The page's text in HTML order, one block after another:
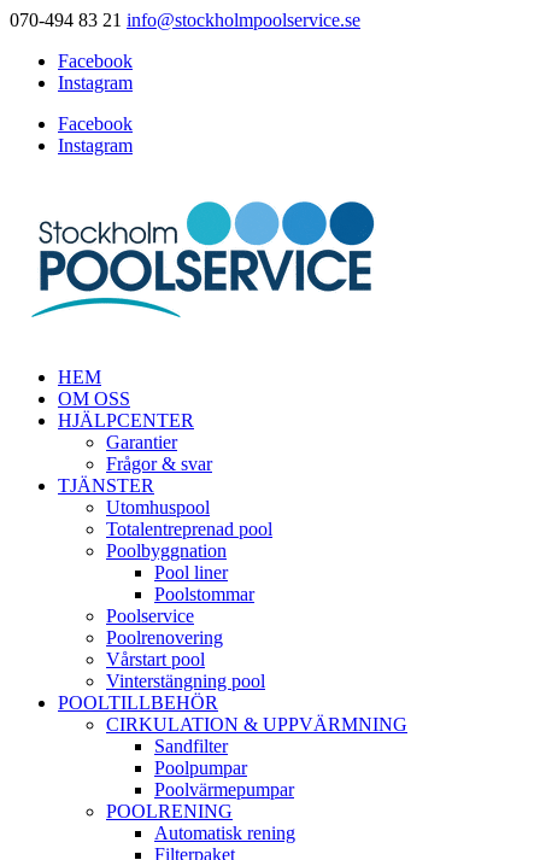
070-494 83 21 info@stockholmpoolservice.se
Facebook
Instagram
Facebook
Instagram
HEM
OM OSS
HJÄLPCENTER
Garantier
Frågor & svar
TJÄNSTER
Utomhuspool
Totalentreprenad pool
Poolbyggnation
Pool liner
Poolstommar
Poolservice
Poolrenovering
Vårstart pool
Vinterstängning pool
POOLTILLBEHÖR
CIRKULATION & UPPVÄRMNING
Sandfilter
Poolpumpar
Poolvärmepumpar
POOLRENING
Automatisk rening
Filterpaket